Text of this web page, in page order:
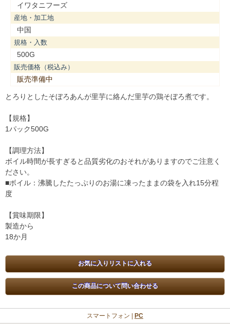
イワタニフーズ
産地・加工地
中国
規格・入数
500G
販売価格（税込み）
販売準備中
とろりとしたそぼろあんが里芋に絡んだ里芋の鶏そぼろ煮です。
【規格】
1パック500G
【調理方法】
ボイル時間が長すぎると品質劣化のおそれがありますのでご注意く
ださい。
■ボイル：沸騰したたっぷりのお湯に凍ったままの袋を入れ15分程
度
【賞味期限】
製造から
18か月
スマートフォン | PC